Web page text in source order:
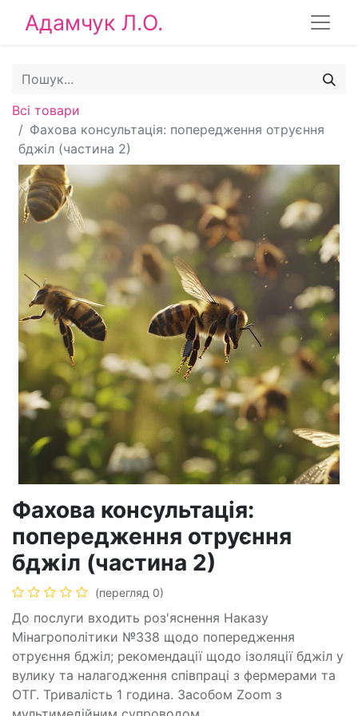
Адамчук Л.О.
Всі товари
Фахова консультація: попередження отруєння
бджіл (частина 2)
Фахова консультація:
попередження отруєння
бджіл (частина 2)
(перегляд 0)
До послуги входить роз'яснення Наказу
Мінагрополітики №338 щодо попередження
отруєння бджіл; рекомендації щодо ізоляції бджіл у
вулику та налагодження співпраці з фермерами та
ОТГ. Тривалість 1 година. Засобом Zoom з